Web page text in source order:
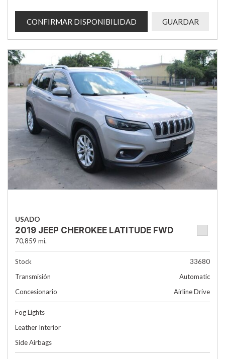
CONFIRMAR DISPONIBILIDAD GUARDAR
USADO
2019 JEEP CHEROKEE LATITUDE FWD
70,859 mi.
Stock
33680
Transmisión
Automatic
Concesionario
Airline Drive
Fog Lights
Leather Interior
Side Airbags